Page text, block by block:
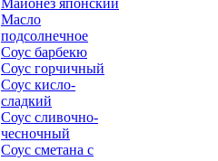
Майонез японский
Масло
подсолнечное
Соус барбекю
Соус горчичный
Соус кисло-
сладкий
Соус сливочно-
чесночный
Соус сметана с